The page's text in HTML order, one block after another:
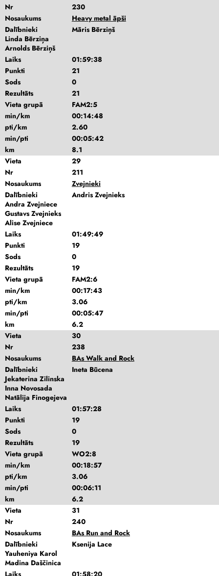
Nr
230
Nosaukums
Heavy metal āpši
Dalībnieki
Māris Bērziņš
Linda Bērziņa
Arnolds Bērziņš
Laiks
01:59:38
Punkti
21
Sods
0
Rezultāts
21
Vieta grupā
FAM2:5
min/km
00:14:48
pti/km
2.60
min/pti
00:05:42
km
8.1
Vieta
29
Nr
211
Nosaukums
Zvejnieki
Dalībnieki
Andris Zvejnieks
Andra Zvejniece
Gustavs Zvejnieks
Alise Zvejniece
Laiks
01:49:49
Punkti
19
Sods
0
Rezultāts
19
Vieta grupā
FAM2:6
min/km
00:17:43
pti/km
3.06
min/pti
00:05:47
km
6.2
Vieta
30
Nr
238
Nosaukums
BAs Walk and Rock
Dalībnieki
Ineta Būcena
Jekaterina Zilinska
Inna Novosada
Natālija Finogejeva
Laiks
01:57:28
Punkti
19
Sods
0
Rezultāts
19
Vieta grupā
WO2:8
min/km
00:18:57
pti/km
3.06
min/pti
00:06:11
km
6.2
Vieta
31
Nr
240
Nosaukums
BAs Run and Rock
Dalībnieki
Ksenija Lace
Yauheniya Karol
Madina Daščinica
Laiks
01:58:20